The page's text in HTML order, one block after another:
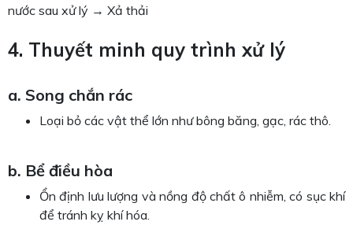
nước sau xử lý → Xả thải
4. Thuyết minh quy trình xử lý
a. Song chắn rác
Loại bỏ các vật thể lớn như bông băng, gạc, rác thô.
b. Bể điều hòa
Ổn định lưu lượng và nồng độ chất ô nhiễm, có sục khí
để tránh kỵ khí hóa.